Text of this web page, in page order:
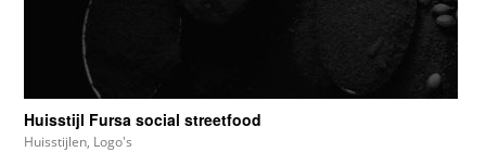
Huisstijl Fursa social streetfood
Huisstijlen, Logo's